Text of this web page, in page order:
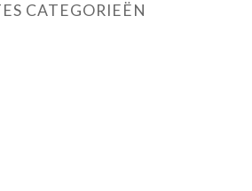
CATEGORIEËN